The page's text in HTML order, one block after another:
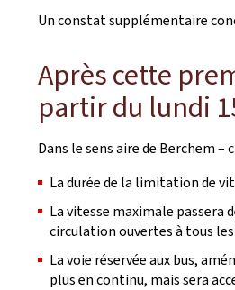
Un constat supplémentaire
Après cette
partir du lundi
Dans le sens aire de Berchem –
La durée de la limitation de
La vitesse maximale passera
circulation ouvertes à tous
La voie réservée aux bus,
plus en continu, mais sera